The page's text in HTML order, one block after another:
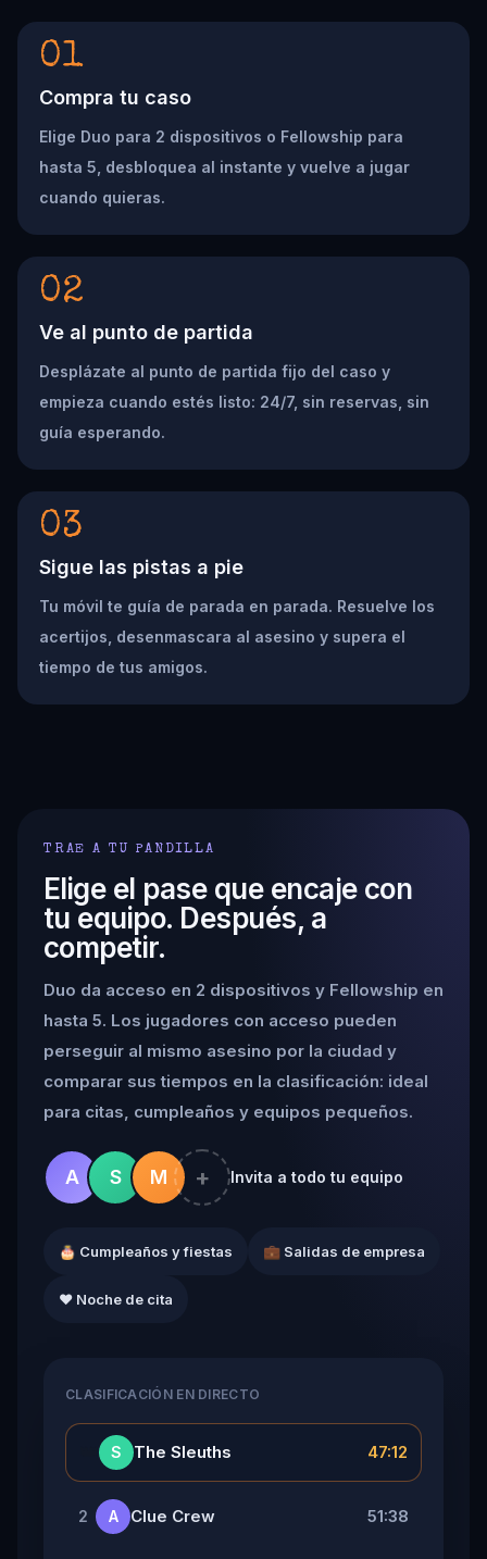
01
Compra tu caso
Elige Duo para 2 dispositivos o Fellowship para
hasta 5, desbloquea al instante y vuelve a jugar
cuando quieras.
02
Ve al punto de partida
Desplázate al punto de partida fijo del caso y
empieza cuando estés listo: 24/7, sin reservas, sin
guía esperando.
03
Sigue las pistas a pie
Tu móvil te guía de parada en parada. Resuelve los
acertijos, desenmascara al asesino y supera el
tiempo de tus amigos.
TRAE A TU PANDILLA
Elige el pase que encaje con
tu equipo. Después, a
competir.
Duo da acceso en 2 dispositivos y Fellowship en
hasta 5. Los jugadores con acceso pueden
perseguir al mismo asesino por la ciudad y
comparar sus tiempos en la clasificación: ideal
para citas, cumpleaños y equipos pequeños.
A S M + Invita a todo tu equipo
🎂 Cumpleaños y fiestas 💼 Salidas de empresa
❤️ Noche de cita
CLASIFICACIÓN EN DIRECTO
S The Sleuths 47:12
2 A Clue Crew 51:38